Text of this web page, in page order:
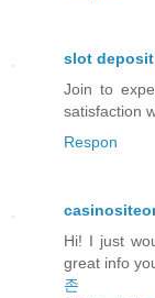
slot
Join to
satisfaction
Respon
Hi! I just
great info
존